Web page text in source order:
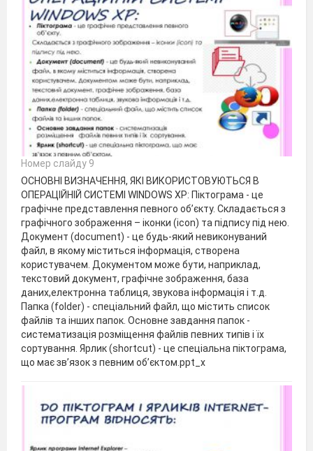
Номер слайду 9
ОСНОВНІ ВИЗНАЧЕННЯ, ЯКІ ВИКОРИСТОВУЮТЬСЯ В
ОПЕРАЦІЙНІЙ СИСТЕМІ WINDOWS XP: Піктограма - це
графічне представлення певного об’єкту. Складається з
графічного зображення – іконки (icon) та підпису під нею.
Документ (document) - це будь-який невиконуваний
файл, в якому міститься інформація, створена
користувачем. Документом може бути, наприклад,
текстовий документ, графічне зображення, база
даних,електронна таблиця, звукова інформація і т.д.
Папка (folder) - спеціальний файл, що містить список
файлів та інших папок. Основне завдання папок -
систематизація розміщення файлів певних типів і їх
сортування. Ярлик (shortcut) - це спеціальна піктограма,
що має зв’язок з певним об’єктом.ppt_x